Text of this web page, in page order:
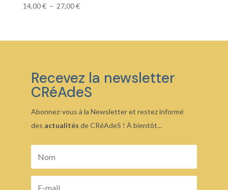
14,00€ – 27,00€Plage
14,00 €
Recevez la newsletter
CRéAdeS
Abonnez-vous à la Newsletter et restez informé
des actualités de CRéAdeS ! À bientôt...